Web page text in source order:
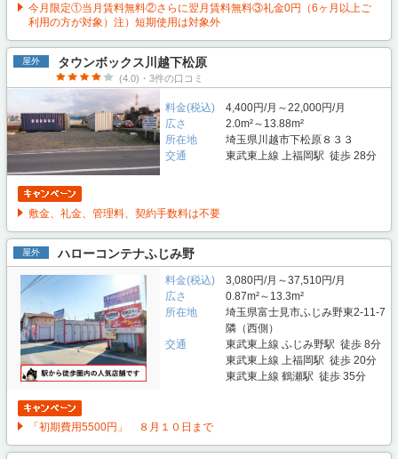
今月限定①当月賃料無料②さらに翌月賃料無料③礼金0円（6ヶ月以上ご
利用の方が対象）注）短期使用は対象外
屋外 タウンボックス川越下松原
(4.0)・3件の口コミ
料金(税込)
4,400円/月～22,000円/月
広さ
2.0m²～13.88m²
所在地
埼玉県川越市下松原８３３
交通
東武東上線 上福岡駅 徒歩 28分
敷金、礼金、管理料、契約手数料は不要
屋外 ハローコンテナふじみ野
料金(税込)
3,080円/月～37,510円/月
広さ
0.87m²～13.3m²
所在地
埼玉県富士見市ふじみ野東2-11-7
隣（西側）
交通
東武東上線 ふじみ野駅 徒歩 8分
東武東上線 上福岡駅 徒歩 20分
東武東上線 鶴瀬駅 徒歩 35分
「初期費用5500円」 ８月１０日まで